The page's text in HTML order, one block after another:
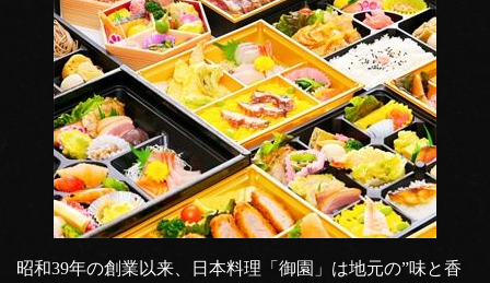
昭和39年の創業以来、日本料理「御園」は地元の”味と香